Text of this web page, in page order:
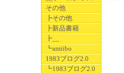
その他
┣その他
┣新品書籍
┣__
┗amiibo
1983ブログ2.0
┗1983ブログ2.0